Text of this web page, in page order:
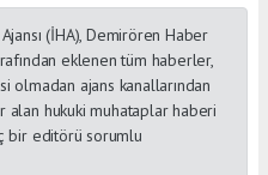
(İHA), Demirören Haber
eklenen tüm haberler,
olmadan ajans kanallarından
hukuki muhataplar haberi
bir editörü sorumlu